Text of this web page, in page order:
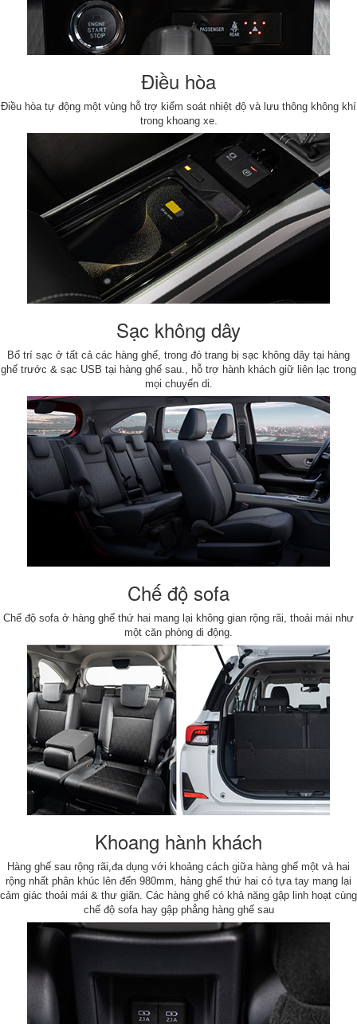
Điều hòa
Điều hòa tự động một vùng hỗ trợ kiểm soát nhiệt độ và lưu thông không khí
trong khoang xe.
Sạc không dây
Bố trí sạc ở tất cả các hàng ghế, trong đó trang bị sạc không dây tại hàng
ghế trước & sạc USB tại hàng ghế sau., hỗ trợ hành khách giữ liên lạc trong
mọi chuyến di.
Chế độ sofa
Chế độ sofa ở hàng ghế thứ hai mang lại không gian rộng rãi, thoải mái như
một căn phòng di động.
Khoang hành khách
Hàng ghế sau rộng rãi,đa dụng với khoảng cách giữa hàng ghế một và hai
rộng nhất phân khúc lên đến 980mm, hàng ghế thứ hai có tựa tay mang lại
cảm giác thoải mái & thư giãn. Các hàng ghế có khả năng gập linh hoạt cùng
chế độ sofa hay gập phẳng hàng ghế sau